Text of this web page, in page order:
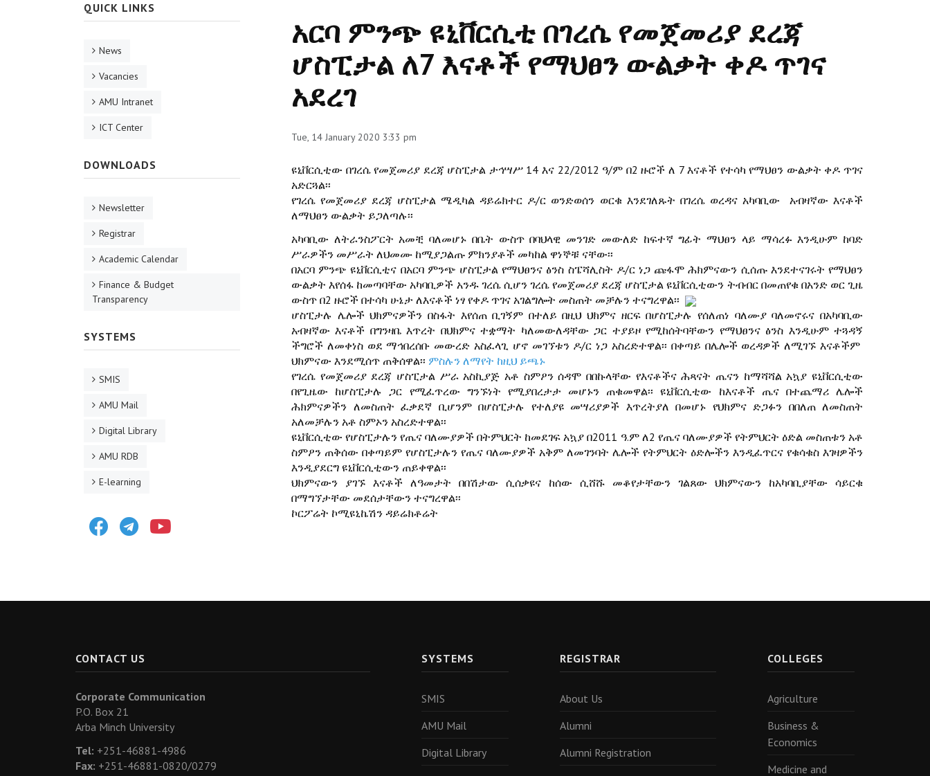
አርባ ምንጭ ዩኒቨርሲቲ በገረሴ የመጀመሪያ ደረጃ
ሆስፒታል ለ7 እናቶች የማህፀን ውልቃት ቀዶ ጥገና
አደረገ
Tue, 14 January 2020 3:33 pm
ዩኒቨርሲቲው በገረሴ የመጀመሪያ ደረጃ ሆስፒታል ታኅሣሥ 14 እና 22/2012 ዓ/ም በ2 ዙሮች ለ 7 እናቶች የተሳካ የማህፀን ውልቃት ቀዶ ጥገና
አድርጓል፡፡
የገረሴ የመጀመሪያ ደረጃ ሆስፒታል ሜዲካል ዳይሬክተር ዶ/ር ወንድወሰን ወርቁ እንደገለጹት በገረሴ ወረዳና አካባቢው አብዛኛው እናቶች
ለማህፀን ውልቃት ይጋለጣሉ፡፡
አካባቢው ለትራንስፖርት አመቺ ባለመሆኑ በቤት ውስጥ በባህላዊ መንገድ መውለድ ከፍተኛ ግፊት ማህፀን ላይ ማሳረፉ እንዲሁም ከባድ
ሥራዎችን መሥራት ለህመሙ ከሚያጋልጡ ምክንያቶች መካከል ዋነኞቹ ናቸው፡፡
በአርባ ምንጭ ዩኒቨርሲቲና በአርባ ምንጭ ሆስፒታል የማህፀንና ፅንስ ስፔሻሊስት ዶ/ር ነጋ ጩፋሞ ሕክምናውን ሲሰጡ እንደተናገሩት የማህፀን
ውልቃት እየሰፋ ከመጣባቸው አካባቢዎች አንዱ ገረሴ ሲሆን ገረሴ የመጀመሪያ ደረጃ ሆስፒታል ዩኒቨርሲቲውን ትብብር በመጠየቁ በአንድ ወር ጊዜ
ውስጥ በ2 ዙሮች በተሳካ ሁኔታ ለእናቶች ነፃ የቀዶ ጥገና አገልግሎት መስጠት መቻሉን ተናግረዋል፡፡
ሆስፒታሉ ሌሎች ህክምናዎችን በስፋት እየሰጠ ቢገኝም በተለይ በዚህ ህክምና ዘርፍ በሆስፒታሉ የሰለጠነ ባለሙያ ባለመኖሩና በአካባቢው
አብዛኛው እናቶች በግንዛቤ እጥረት በህክምና ተቋማት ካለመውለዳቸው ጋር ተያይዞ የሚከሰትባቸውን የማህፀንና ፅንስ እንዲሁም ተጓዳኝ
ችግሮች ለመቀነስ ወደ ማኅበረሰቡ መውረድ አስፈላጊ ሆኖ መገኘቱን ዶ/ር ነጋ አስረድተዋል፡፡ በቀጣይ በሌሎች ወረዳዎች ለሚገኙ እናቶችም
ህክምናው እንደሚሰጥ ጠቅሰዋል፡፡ ምስሉን ለማየት ከዚህ ይጫኑ
የገረሴ የመጀመሪያ ደረጃ ሆስፒታል ሥራ አስኪያጅ አቶ ስምዖን ሰዳሞ በበኩላቸው የእናቶችና ሕጻናት ጤናን ከማሻሻል አኳያ ዩኒቨርሲቲው
በየጊዜው ከሆስፒታሉ ጋር የሚፈጥረው ግንኙነት የሚያበረታታ መሆኑን ጠቁመዋል፡፡ ዩኒቨርሲቲው ከእናቶች ጤና በተጨማሪ ሌሎች
ሕክምናዎችን ለመስጠት ፈቃደኛ ቢሆንም በሆስፒታሉ የተለያዩ መሣሪያዎች እጥረትያለ በመሆኑ የህክምና ድጋፉን በበለጠ ለመስጠት
አለመቻሉን አቶ ስምኦን አስረድተዋል፡፡
ዩኒቨርሲቲው የሆስፒታሉን የጤና ባለሙያዎች በትምህርት ከመደገፍ አኳያ በ2011 ዓ.ም ለ2 የጤና ባለሙያዎች የትምህርት ዕድል መስጠቱን አቶ
ስምዖን ጠቅሰው በቀጣይም የሆስፒታሉን የጤና ባለሙያዎች አቅም ለመገንባት ሌሎች የትምህርት ዕድሎችን እንዲፈጥርና የቁሳቁስ እገዛዎችን
እንዲያደርግ ዩኒቨርሲቲውን ጠይቀዋል፡፡
ህክምናውን ያገኙ እናቶች ለዓመታት በበሽታው ሲሰቃዩና ከሰው ሲሸሹ መቆየታቸውን ገልጸው ህክምናውን ከአካባቢያቸው ሳይርቁ
በማግኘታቸው መደሰታቸውን ተናግረዋል፡፡
ኮርፖሬት ኮሚዩኒኬሽን ዳይሬክቶሬት
QUICK LINKS
News
Vacancies
AMU Intranet
ICT Center
DOWNLOADS
Newsletter
Registrar
Academic Calendar
Finance & Budget
Transparency
SYSTEMS
SMIS
AMU Mail
Digital Library
AMU RDB
E-learning
FacebookTelegram
CONTACT US
Corporate Communication
P.O. Box 21
Arba Minch University
Tel: +251-46881-4986
Fax: +251-46881-0820/0279
SYSTEMS
SMIS
AMU Mail
Digital Library
REGISTRAR
About Us
Alumni
Alumni Registration
COLLEGES
Agriculture
Business &
Economics
Medicine and